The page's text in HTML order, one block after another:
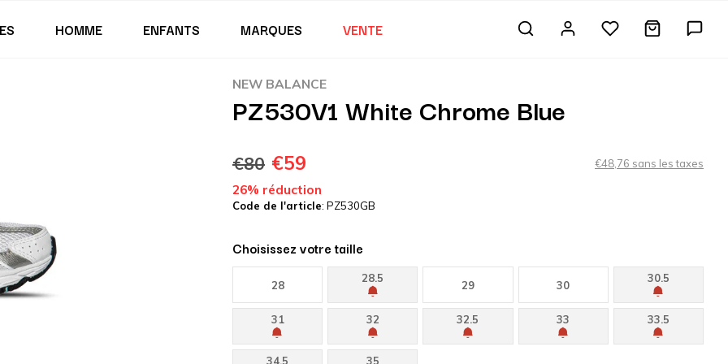
HOMME ENFANTS MARQUES VENTE
NEW BALANCE
PZ530V1 White Chrome Blue
€80 €59 €48,76 sans les taxes
26% réduction
Code de l'article: PZ530GB
Choisissez votre taille
28
28.5
29 30
30.5
31 32 32.5 33 33.5
34.5 35